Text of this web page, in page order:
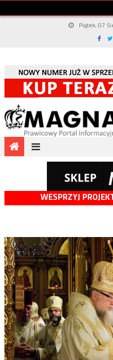
Piątek, 07
WESPRZYJ